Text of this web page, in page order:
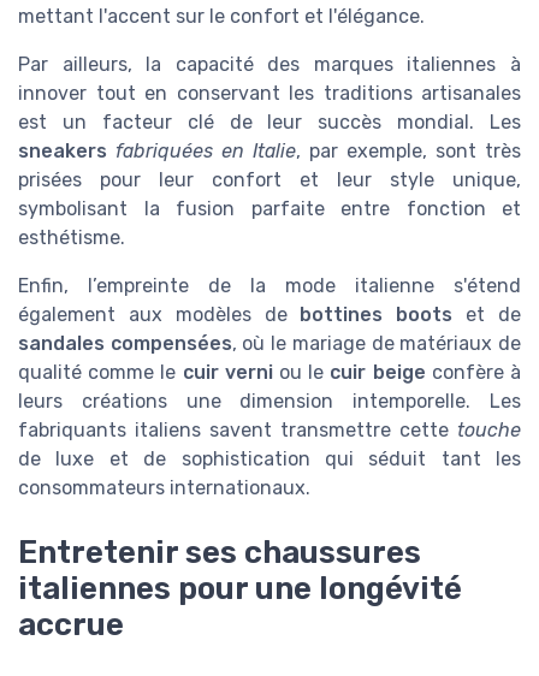
mettant l'accent sur le confort et l'élégance.
Par ailleurs, la capacité des marques italiennes à
innover tout en conservant les traditions artisanales
est un facteur clé de leur succès mondial. Les
sneakers fabriquées en Italie, par exemple, sont très
prisées pour leur confort et leur style unique,
symbolisant la fusion parfaite entre fonction et
esthétisme.
Enfin, l’empreinte de la mode italienne s'étend
également aux modèles de bottines boots et de
sandales compensées, où le mariage de matériaux de
qualité comme le cuir verniou le cuir beige confère à
leurs créations une dimension intemporelle. Les
fabriquants italiens savent transmettre cette touche
de luxe et de sophistication qui séduit tant les
consommateurs internationaux.
Entretenir ses chaussures
italiennes pour une longévité
accrue